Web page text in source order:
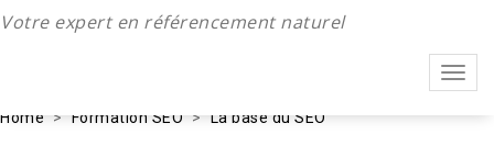
Votre expert en référencement naturel
Home Formation SEO La base du SEO